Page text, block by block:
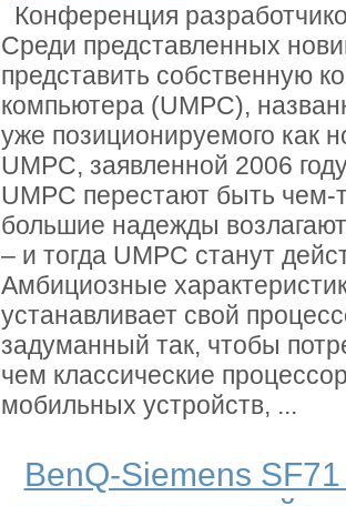
Конференция
Среди представленных
представить собственную
компьютера (UMPC),
уже позиционируемого как
UMPC, заявленной 2006
UMPC перестают быть
большие надежды
– и тогда UMPC станут
Амбициозные
устанавливает свой
задуманный так, чтобы
чем классические
мобильных устройств, ...
BenQ-Siemens